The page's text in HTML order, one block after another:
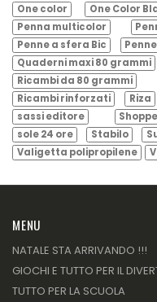
One color
One Color
Penna multicolor
Penne a sfera Bic
Quaderni maxi 80 grammi
Ricambi da 80 grammi
Ricambi rinforzati
Riza
sassi editore
sole 24 ore
Stabilo
Valigetta polipropilene
MENU
NATALE STA ARRIVANDO !!!
GIOCHI E TUTTO PER IL
TUTTO PER LA SCUOLA